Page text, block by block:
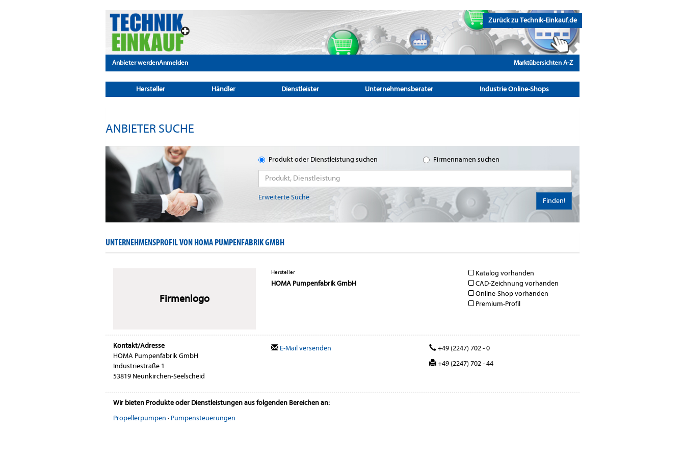
Zurück zu Technik-Einkauf.de
Anbieter werdenAnmelden Marktübersichten A-Z
Hersteller Händler Dienstleister Unternehmensberater Industrie Online-Shops
ANBIETER SUCHE
Produkt oder Dienstleistung suchen Firmennamen suchen
Erweiterte Suche Finden!
UNTERNEHMENSPROFIL VON HOMA PUMPENFABRIK GMBH
Firmenlogo
Hersteller
HOMA Pumpenfabrik GmbH
Katalog vorhanden
CAD-Zeichnung vorhanden
Online-Shop vorhanden
Premium-Profil
Kontakt/Adresse
HOMA Pumpenfabrik GmbH
Industriestraße 1
53819 Neunkirchen-Seelscheid
E-Mail versenden
+49 (2247) 702 - 0
+49 (2247) 702 - 44
Wir bieten Produkte oder Dienstleistungen aus folgenden Bereichen an:
Propellerpumpen · Pumpensteuerungen